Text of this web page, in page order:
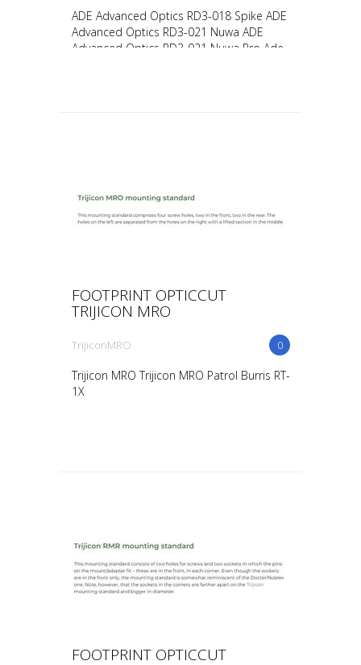
ADE Advanced Optics RD3-018 Spike ADE
Advanced Optics RD3-021 Nuwa ADE
Advanced Optics RD3-021 Nuwa Pro Ade
FOOTPRINT OPTICCUT
TRIJICON MRO
0
TrijiconMRO
Trijicon MRO Trijicon MRO Patrol Burris RT-
1X
FOOTPRINT OPTICCUT